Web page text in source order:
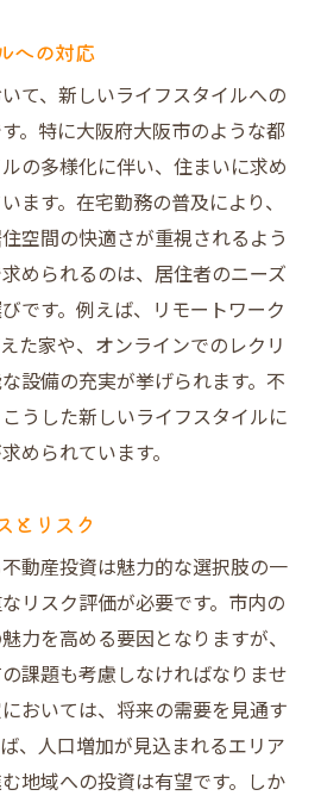
への対応
て、新しいライフスタイルへの
。特に大阪府大阪市のような都
の多様化に伴い、住まいに求め
ます。在宅勤務の普及により、
空間の快適さが重視されるよう
められるのは、居住者のニーズ
です。例えば、リモートワーク
た家や、オンラインでのレクリ
設備の充実が挙げられます。不
うした新しいライフスタイルに
められています。
とリスク
動産投資は魅力的な選択肢の一
リスク評価が必要です。市内の
力を高める要因となりますが、
課題も考慮しなければなりませ
おいては、将来の需要を見通す
、人口増加が見込まれるエリア
地域への投資は有望です。しか